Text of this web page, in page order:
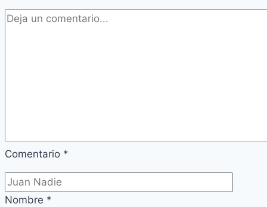
Comentario *
Nombre *